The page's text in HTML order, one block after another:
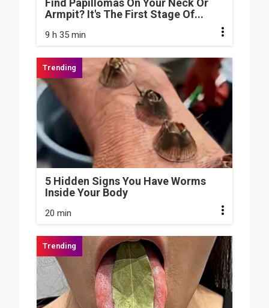
Find Papillomas On Your Neck Or
Armpit? It's The First Stage Of...
9 h 35 min
5 Hidden Signs You Have Worms
Inside Your Body
20 min